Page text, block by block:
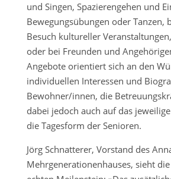
und Singen, Spazierengehen und
Bewegungsübungen oder Tanzen,
Besuch kultureller
oder bei Freunden und
Angebote orientiert sich an den
individuellen Interessen und
Bewohner/innen, die
dabei jedoch auch auf das
die Tagesform der Senioren.
Jörg Schnatterer, Vorstand des
Mehrgenerationenhauses, sieht